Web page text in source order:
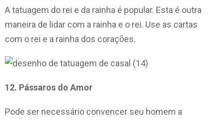
A tatuagem do rei e da rainha é popular. Esta é outra
maneira de lidar com a rainha e o rei. Use as cartas
com o rei e a rainha dos corações.
12. Pássaros do Amor
Pode ser necessário convencer seu homem a